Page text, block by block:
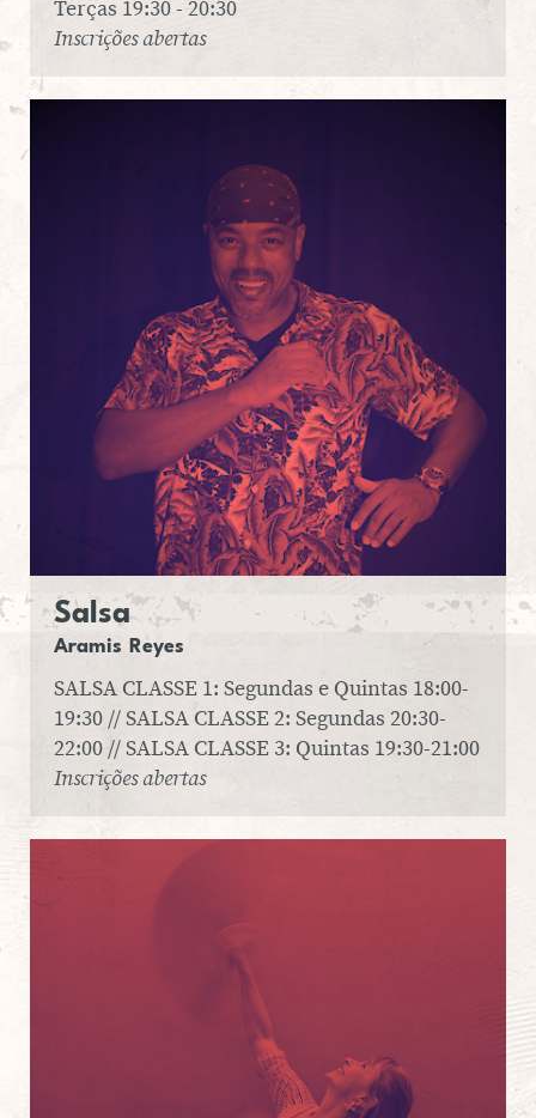
Terças 19:30 - 20:30
Inscrições abertas
Salsa
Aramis Reyes
SALSA CLASSE 1: Segundas e Quintas 18:00-
19:30 // SALSA CLASSE 2: Segundas 20:30-
22:00 // SALSA CLASSE 3: Quintas 19:30-21:00
Inscrições abertas